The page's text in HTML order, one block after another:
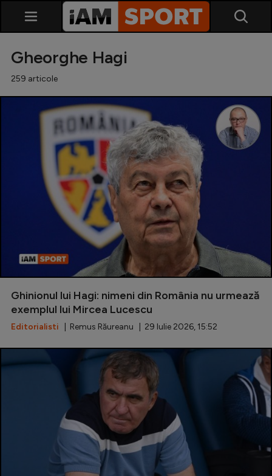
SuperLiga
Liga 2
Cupa României
Echipa Națională
Fotbal feminin
Special
Diverse
Clasamente
Champions League
Europa League
Conference League
Gheorghe Hagi
259 articole
Ghinionul lui Hagi: nimeni din România nu urmează
exemplul lui Mircea Lucescu
Editorialisti | Remus Răureanu | 29 Iulie 2026, 15:52